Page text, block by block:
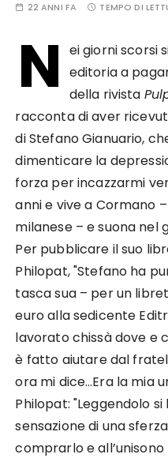
22 ANNI FA TEMPO DI
N
ei giorni scorsi
editoria a
della rivista
racconta di aver
di Stefano Gianuario,
dimenticare la
forza per incazzarmi
anni e vive a Cormano
milanese – e suona nel
Per pubblicare il suo
Philopat, "Stefano ha
tasca sua – per un
euro alla sedicente
lavorato chissà dove e
è fatto aiutare dal
ora mi dice…Era la mia
Philopat: "Leggendolo
sensazione di una
comprarlo e